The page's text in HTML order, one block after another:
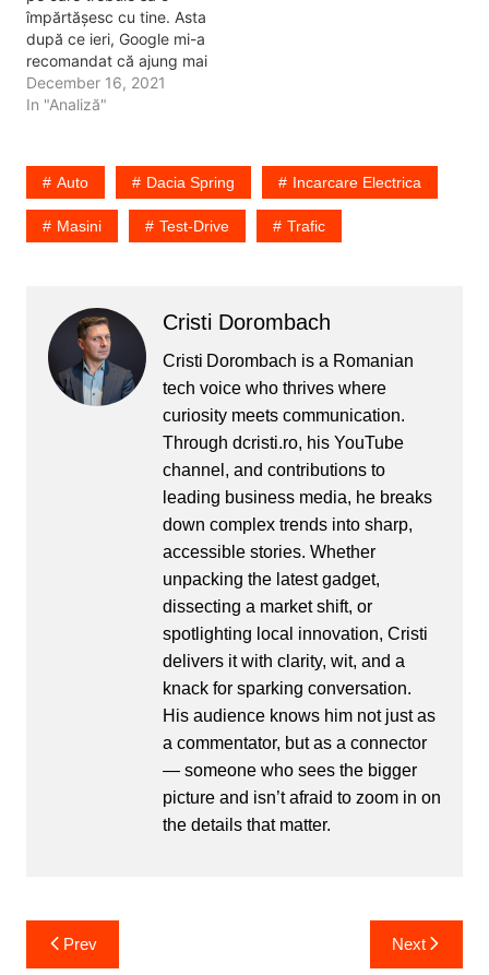
împărtășesc cu tine. Asta
după ce ieri, Google mi-a
recomandat că ajung mai
repede pe jos, la o
distanță de 4 kilometri, în
vreun mijloc de transport.
Drept urmare am fost pe
jos. Am depășit…
December 16, 2021
In "Analiză"
Auto Dacia Spring Incarcare Electrica
Masini Test-Drive Trafic
Cristi Dorombach
Cristi Dorombach is a Romanian
tech voice who thrives where
curiosity meets communication.
Through dcristi.ro, his YouTube
channel, and contributions to
leading business media, he breaks
down complex trends into sharp,
accessible stories. Whether
unpacking the latest gadget,
dissecting a market shift, or
spotlighting local innovation, Cristi
delivers it with clarity, wit, and a
knack for sparking conversation.
His audience knows him not just as
a commentator, but as a connector
— someone who sees the bigger
picture and isn’t afraid to zoom in on
the details that matter.
PostPrev Next